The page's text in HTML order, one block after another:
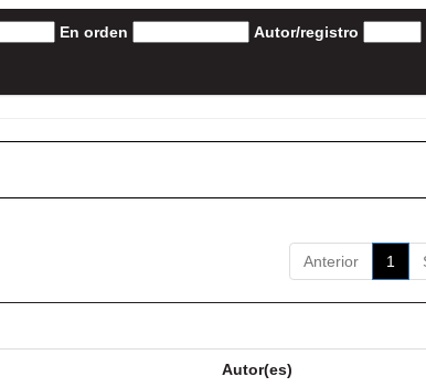
En orden Autor/registro
Anterior 1
Autor(es)